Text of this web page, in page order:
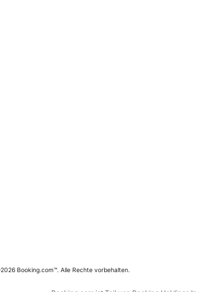
Booking.com™. Alle Rechte vorbehalten.